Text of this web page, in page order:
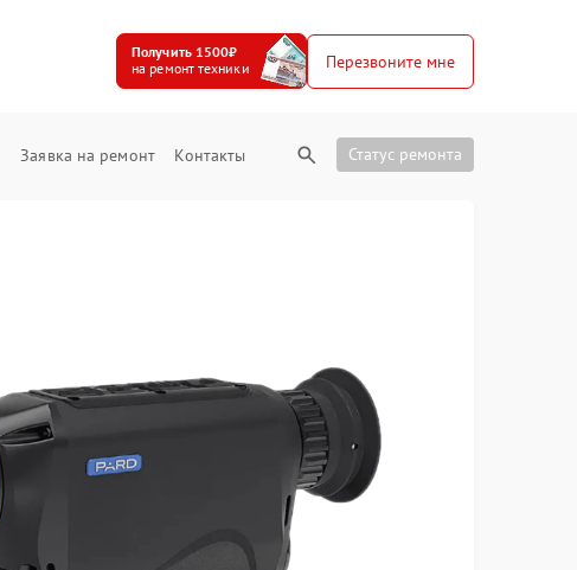
Получить 1500₽
на ремонт техники
Перезвоните мне
Заявка на ремонт Контакты Статус ремонта